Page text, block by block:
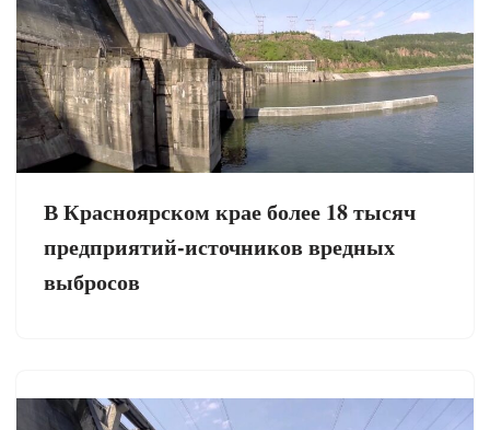
В Красноярском крае более 18 тысяч
предприятий-источников вредных
выбросов